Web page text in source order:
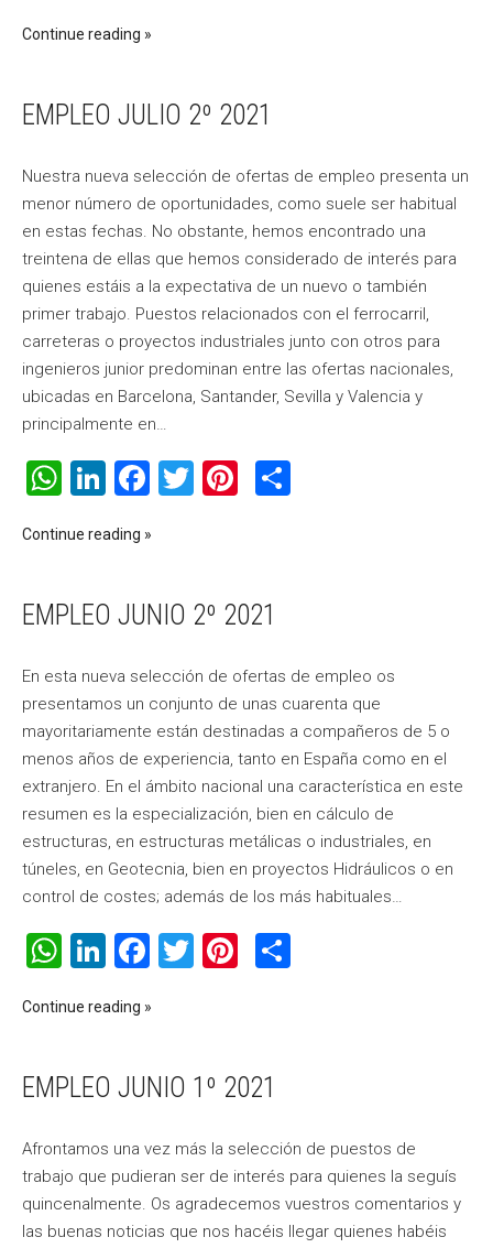
Continue reading
EMPLEO JULIO 2º 2021
Nuestra nueva selección de ofertas de empleo presenta un
menor número de oportunidades, como suele ser habitual
en estas fechas. No obstante, hemos encontrado una
treintena de ellas que hemos considerado de interés para
quienes estáis a la expectativa de un nuevo o también
primer trabajo. Puestos relacionados con el ferrocarril,
carreteras o proyectos industriales junto con otros para
ingenieros junior predominan entre las ofertas nacionales,
ubicadas en Barcelona, Santander, Sevilla y Valencia y
principalmente en…
WhatsApp
LinkedIn
Facebook
TwitterPinterest
Continue reading
EMPLEO JUNIO 2º 2021
En esta nueva selección de ofertas de empleo os
presentamos un conjunto de unas cuarenta que
mayoritariamente están destinadas a compañeros de 5 o
menos años de experiencia, tanto en España como en el
extranjero. En el ámbito nacional una característica en este
resumen es la especialización, bien en cálculo de
estructuras, en estructuras metálicas o industriales, en
túneles, en Geotecnia, bien en proyectos Hidráulicos o en
control de costes; además de los más habituales…
WhatsApp
LinkedIn
Facebook
TwitterPinterest
Continue reading
EMPLEO JUNIO 1º 2021
Afrontamos una vez más la selección de puestos de
trabajo que pudieran ser de interés para quienes la seguís
quincenalmente. Os agradecemos vuestros comentarios y
las buenas noticias que nos hacéis llegar quienes habéis